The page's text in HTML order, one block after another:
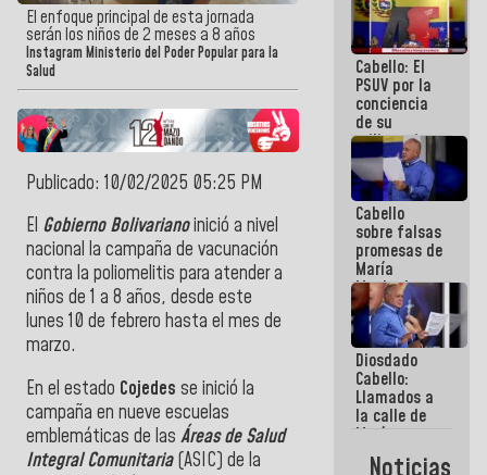
El enfoque principal de esta jornada
serán los niños de 2 meses a 8 años
Instagram Ministerio del Poder Popular para la
Salud
Publicado: 10/02/2025 05:25 PM
El Gobierno Bolivarianoinició a nivel
nacional la campaña de vacunación
contra la poliomelitis para atender a
niños de 1 a 8 años, desde este
lunes 10 de febrero hasta el mes de
marzo.
En el estado Cojedes se inició la
campaña en nueve escuelas
emblemáticas de las Áreas de Salud
Integral Comunitaria(ASIC) de la
de María
Machado:
¡Créanle!
Cabello: El
PSUV por la
conciencia
de su
militancia
es la
organización
política más
sólida de
Venezuela
Cabello
sobre falsas
promesas de
María
Machado:
¿Quién le
puede creer?
¿Y la gente
que ella iba
a salvar en
La Guaira?
Diosdado
Cabello:
Llamados a
la calle de
María
Machado se